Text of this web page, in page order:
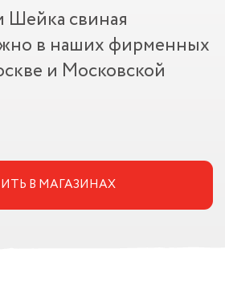
Шейка свиная
в наших фирменных
и Московской
В МАГАЗИНАХ